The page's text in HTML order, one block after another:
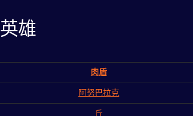
英雄
肉盾
阿努巴拉克
丘